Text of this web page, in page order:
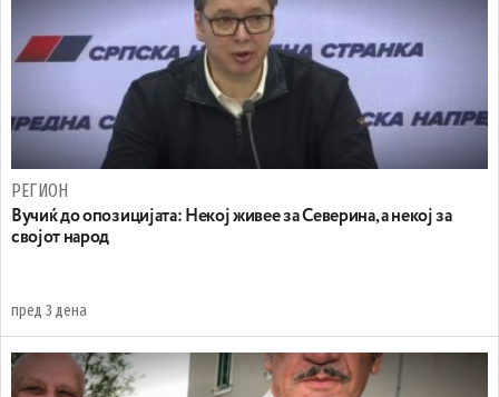
РЕГИОН
Вучиќ до опозицијата: Некој живее за Северина, а некој за
својот народ
пред 3 дена